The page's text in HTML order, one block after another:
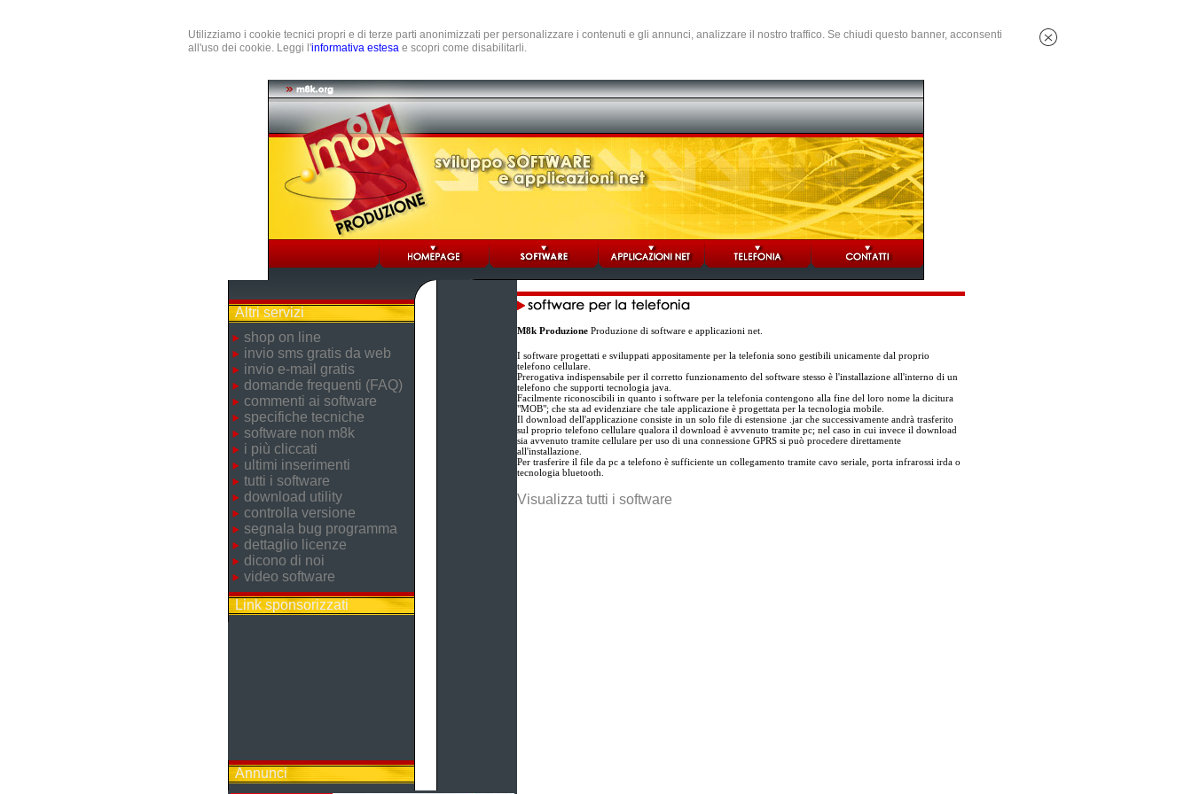
Utilizziamo i cookie tecnici propri e di terze parti anonimizzati per personalizzare i contenuti e gli annunci, analizzare il nostro traffico. Se chiudi questo banner, acconsenti
all'uso dei cookie. Leggi l'informativa estesa e scopri come disabilitarli.
Altri servizi
shop on line
invio sms gratis da web
invio e-mail gratis
domande frequenti (FAQ)
commenti ai software
specifiche tecniche
software non m8k
i più cliccati
ultimi inserimenti
tutti i software
download utility
controlla versione
segnala bug programma
dettaglio licenze
dicono di noi
video software
Link sponsorizzati
Annunci
M8k ProduzioneProduzione di software e applicazioni net.
I software progettati e sviluppati appositamente per la telefonia sono gestibili unicamente dal proprio
telefono cellulare.
Prerogativa indispensabile per il corretto funzionamento del software stesso è l'installazione all'interno di un
telefono che supporti tecnologia java.
Facilmente riconoscibili in quanto i software per la telefonia contengono alla fine del loro nome la dicitura
"MOB"; che sta ad evidenziare che tale applicazione è progettata per la tecnologia mobile.
Il download dell'applicazione consiste in un solo file di estensione .jar che successivamente andrà trasferito
sul proprio telefono cellulare qualora il download è avvenuto tramite pc; nel caso in cui invece il download
sia avvenuto tramite cellulare per uso di una connessione GPRS si può procedere direttamente
all'installazione.
Per trasferire il file da pc a telefono è sufficiente un collegamento tramite cavo seriale, porta infrarossi irda o
tecnologia bluetooth.
Visualizza tutti i software